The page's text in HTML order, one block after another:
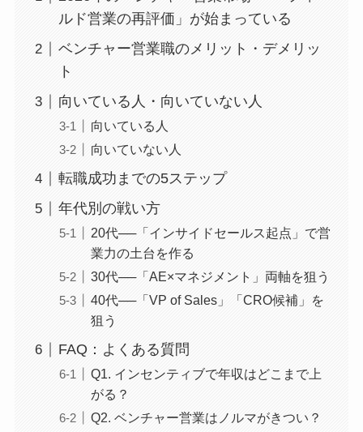
ルド営業の再評価」が始まっている
ベンチャー営業職のメリット・デメリッ
ト
向いている人・向いていない人
向いている人
向いていない人
転職成功までの5ステップ
年代別の戦い方
20代──「インサイドセールス起点」で営
業力の土台を作る
30代──「AE×マネジメント」両軸を狙う
40代──「VP of Sales」「CRO候補」を
狙う
FAQ：よくある質問
Q1. インセンティブで年収はどこまで上
がる？
Q2. ベンチャー営業はノルマがきつい？